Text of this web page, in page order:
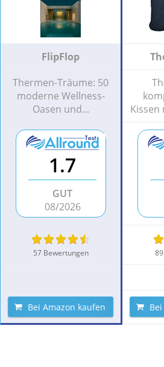
FlipFlop
Thermen-Träume: 50
moderne Wellness-
Oasen und...
Kissen
1.7
GUT
08/2026
57 Bewertungen
Bei Amazon kaufen